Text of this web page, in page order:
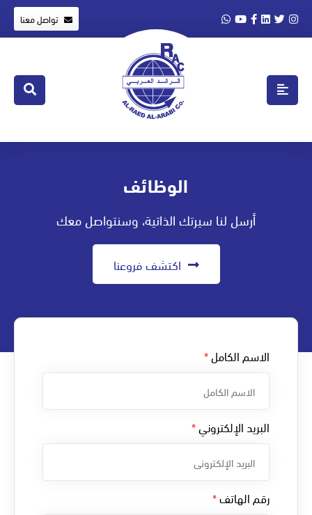
تواصل معنا
الوظائف
أرسل لنا سيرتك الذاتية، وسنتواصل معك
اكتشف فروعنا
الاسم الكامل*
البريد الإلكتروني*
رقم الهاتف*